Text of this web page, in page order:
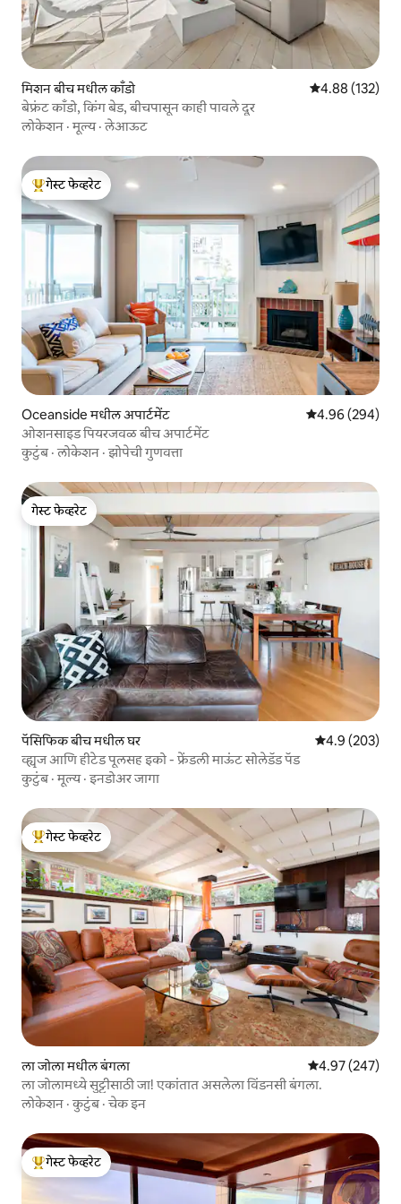
मिशन बीच मधील काँडो 5 पैकी 4.88
4.88 (132)
बेफ्रंट काँडो, किंग बेड, बीचपासून काही पावले दूर
लोकेशन ·मूल्य·लेआऊट
टॉप गेस्ट फेव्हरेट
गेस्ट फेव्हरेट
Oceanside मधील अपार्टमेंट 5 पैकी 4.96
4.96 (294)
ओशनसाइड पियरजवळ बीच अपार्टमेंट
कुटुंब·लोकेशन ·झोपेची गुणवत्ता
गेस्ट फेव्हरेट
गेस्ट फेव्हरेट
पॅसिफिक बीच मधील घर 5 पैकी 4.9
4.9 (203)
व्ह्यूज आणि हीटेड पूलसह इको - फ्रेंडली माऊंट सोलेडॅड पॅड
कुटुंब·मूल्य·इनडोअर जागा
टॉप गेस्ट फेव्हरेट
गेस्ट फेव्हरेट
ला जोला मधील बंगला 5 पैकी 4.97
4.97 (247)
ला जोलामध्ये सुट्टीसाठी जा! एकांतात असलेला विंडनसी बंगला.
लोकेशन ·कुटुंब·चेक इन
टॉप गेस्ट फेव्हरेट
गेस्ट फेव्हरेट